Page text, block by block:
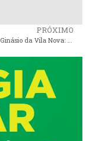
PRÓXIMO